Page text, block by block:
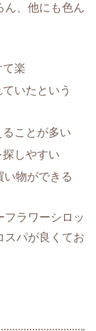
ん、他にも色ん
楽
いたという
ことが多い
しやすい
物ができる
フラワーシロッ
スパが良くてお